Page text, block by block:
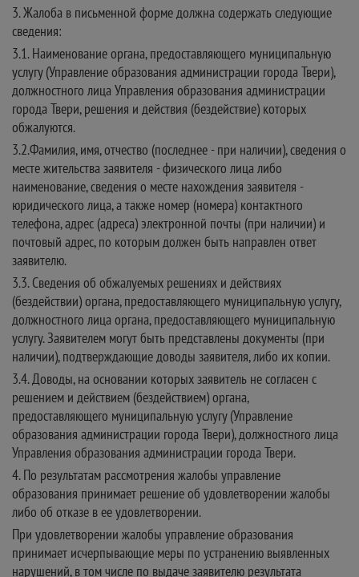
3. Жалоба в письменной форме должна содержать следующие
сведения:
3.1. Наименование органа, предоставляющего муниципальную
услугу (Управление образования администрации города Твери),
должностного лица Управления образования администрации
города Твери, решения и действия (бездействие) которых
обжалуются.
3.2.Фамилия, имя, отчество (последнее - при наличии), сведения о
месте жительства заявителя - физического лица либо
наименование, сведения о месте нахождения заявителя -
юридического лица, а также номер (номера) контактного
телефона, адрес (адреса) электронной почты (при наличии) и
почтовый адрес, по которым должен быть направлен ответ
заявителю.
3.3. Сведения об обжалуемых решениях и действиях
(бездействии) органа, предоставляющего муниципальную услугу,
должностного лица органа, предоставляющего муниципальную
услугу. Заявителем могут быть представлены документы (при
наличии), подтверждающие доводы заявителя, либо их копии.
3.4. Доводы, на основании которых заявитель не согласен с
решением и действием (бездействием) органа,
предоставляющего муниципальную услугу (Управление
образования администрации города Твери), должностного лица
Управления образования администрации города Твери.
4. По результатам рассмотрения жалобы управление
образования принимает решение об удовлетворении жалобы
либо об отказе в ее удовлетворении.
При удовлетворении жалобы управление образования
принимает исчерпывающие меры по устранению выявленных
нарушений, в том числе по выдаче заявителю результата